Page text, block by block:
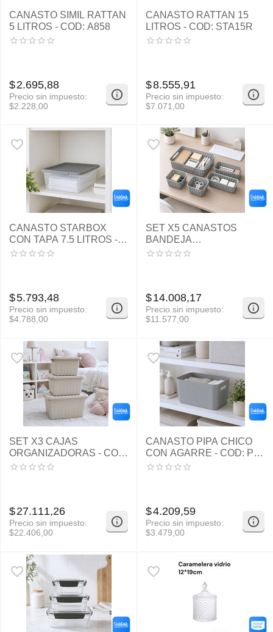
CANASTO SIMIL RATTAN
5 LITROS - COD: A858
$2.695,88
Precio sin impuesto:
$2.228,00
CANASTO RATTAN 15
LITROS - COD: STA15R
$8.555,91
Precio sin impuesto:
$7.071,00
CANASTO STARBOX
CON TAPA 7.5 LITROS -
COD: 12000012
$5.793,48
Precio sin impuesto:
$4.788,00
SET X5 CANASTOS
BANDEJA
ORGANIZADORES - COD:
$14.008,17
Precio sin impuesto:
$11.577,00
SET X3 CAJAS
ORGANIZADORAS - COD:
PC-PP200
$27.111,26
Precio sin impuesto:
$22.406,00
CANASTO PIPA CHICO
CON AGARRE - COD: PC-
P219
$4.209,59
Precio sin impuesto:
$3.479,00